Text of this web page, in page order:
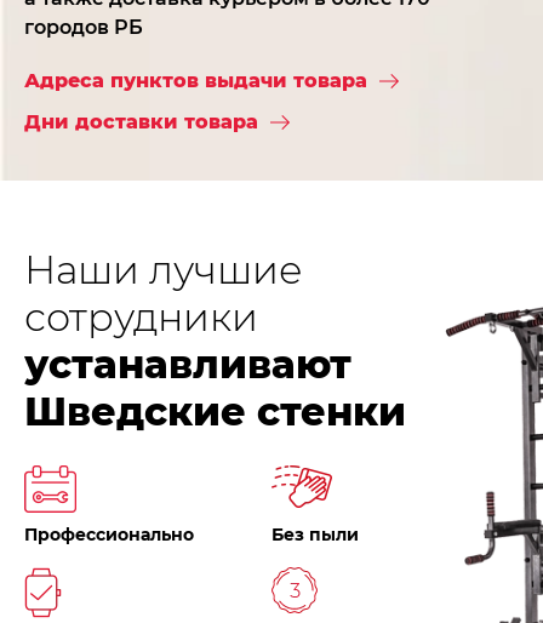
городов РБ
Адреса пунктов выдачи товара
Дни доставки товара
Наши лучшие
сотрудники
устанавливают
Шведские стенки
Профессионально Без пыли